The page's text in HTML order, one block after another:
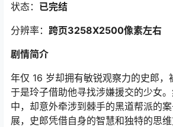
状态： 已完结
分辨率： 跨页3258X2500像素左右
剧情简介
年仅 16 岁却拥有敏锐观察力的史郎，
于是玲子借助他寻找涉嫌援交的少女
中，却意外牵涉到棘手的黑道帮派的
展，史郎凭借自身的智慧和独特的思